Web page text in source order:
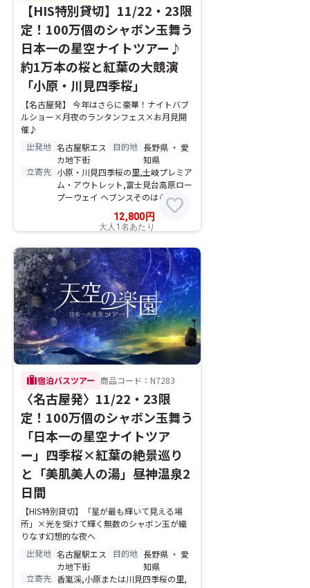
【HIS特別貸切】11/22・23限
定！100万個のシャボン玉舞う
日本一の星空ナイトツアー♪
約1万本の桜と紅葉の大競演
「小原・川見四季桜」
【名古屋発】 今年はさらに豪華！ナイトバブ
ルショー×月夜のランタンフェス×お月見開
催♪
出発地 名古屋駅エス
カ地下街
目的地 長野県 ・ 愛
知県
立寄先 小原・川見四季桜の里,土岐プレミア
ム・アウトレット,富士見台高原ロー
プーウェイ ヘブンスそのはら
12,800 円
大人1名あたり
favorite
trip宿泊バスツアー 商品コード：N7283
〈名古屋発〉11/22・23限
定！100万個のシャボン玉舞う
「日本一の星空ナイトツア
ー」四季桜×紅葉の絶景巡り
と「美肌美人の湯」昼神温泉2
日間
【HIS特別貸切】「星が最も輝いて見える場
所」×光を受けて輝く無数のシャボン玉が織
りなす幻想的な夜へ
出発地 名古屋駅エス
カ地下街
目的地 長野県 ・ 愛
知県
立寄先 香嵐渓,小原または川見四季桜の里,